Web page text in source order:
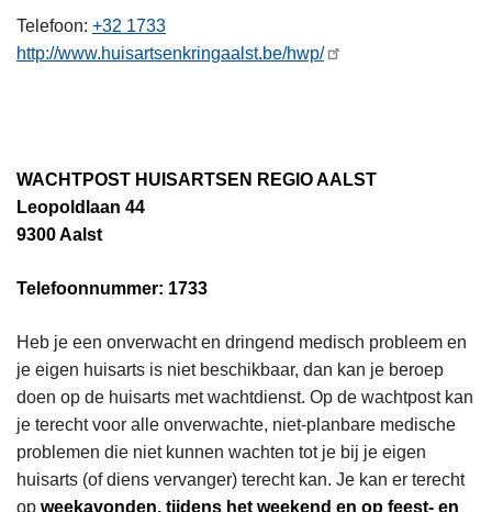
Telefoon +32 1733
http://www.huisartsenkringaalst.be/hwp/
WACHTPOST HUISARTSEN REGIO AALST
Leopoldlaan 44
9300 Aalst
Telefoonnummer: 1733
Heb je een onverwacht en dringend medisch probleem en
je eigen huisarts is niet beschikbaar, dan kan je beroep
doen op de huisarts met wachtdienst. Op de wachtpost kan
je terecht voor alle onverwachte, niet-planbare medische
problemen die niet kunnen wachten tot je bij je eigen
huisarts (of diens vervanger) terecht kan. Je kan er terecht
op weekavonden, tijdens het weekend en op feest- en